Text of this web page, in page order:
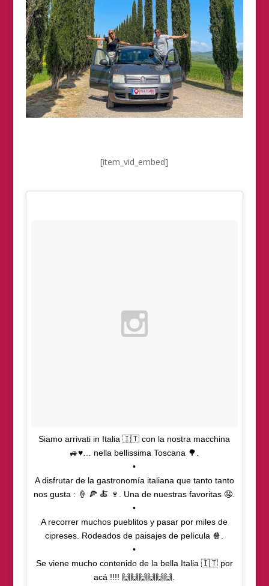
[item_vid_embed]
Siamo arrivati ​​in Italia 🇮🇹 con la nostra macchina
🚙♥️… nella bellissima Toscana 🌳.
•
A disfrutar de la gastronomía italiana que tanto tanto
nos gusta : 🍦 🍕 🍝 🍷. Una de nuestras favoritas 🤤.
•
A recorrer muchos pueblitos y pasar por miles de
cipreses. Rodeados de paisajes de película 🍿.
•
Se viene mucho contenido de la bella Italia 🇮🇹 por
acá !!!! 🙌🙌🙌🙌🙌🙌.